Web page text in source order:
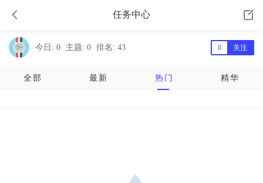
任务中心
今日: 0 主题: 0 排名: 43 0 关注
全部 最新 热门 精华